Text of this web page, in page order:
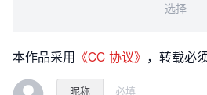
选择
本作品采用 《CC 协议》 ，转载必
昵称